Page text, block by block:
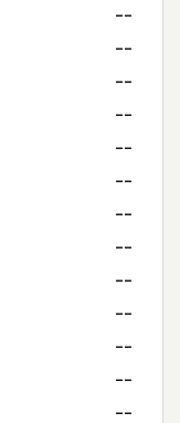
--
--
--
--
--
--
--
--
--
--
--
--
--